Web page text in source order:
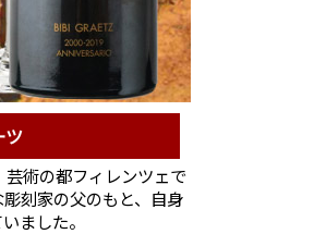
ツ
術の都フィレンツェで
刻家の父のもと、自身
ました。